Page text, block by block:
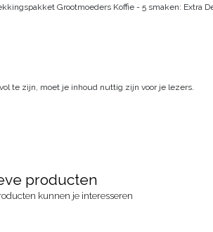
Grootmoeders Koffie - 5 smaken: Extra
te zijn, moet je inhoud nuttig zijn voor je lezers.
producten
kunnen je interesseren